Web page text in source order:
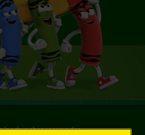
los derechos reservados.